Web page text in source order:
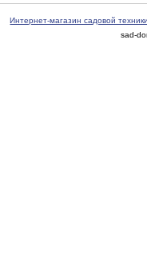
Интернет-магазин садовой
sad-